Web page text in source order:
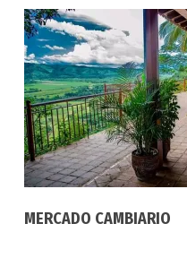
MERCADO CAMBIARIO